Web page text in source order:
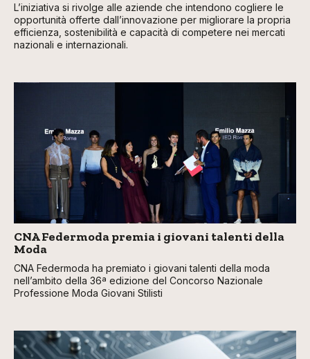
L’iniziativa si rivolge alle aziende che intendono cogliere le
opportunità offerte dall’innovazione per migliorare la propria
efficienza, sostenibilità e capacità di competere nei mercati
nazionali e internazionali.
CNA Federmoda premia i giovani talenti della
Moda
CNA Federmoda ha premiato i giovani talenti della moda
nell’ambito della 36ª edizione del Concorso Nazionale
Professione Moda Giovani Stilisti